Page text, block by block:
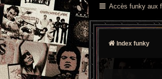
Accès funky aux
Index funky